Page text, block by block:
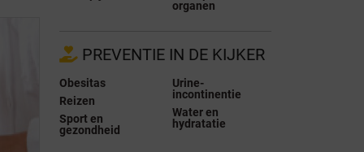
organen
PREVENTIE IN DE KIJKER
Obesitas
Reizen
Sport en
gezondheid
Urine-
incontinentie
Water en
hydratatie